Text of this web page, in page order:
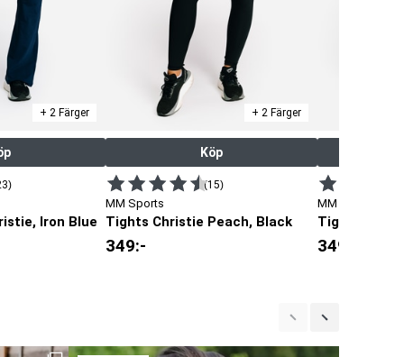
+ 2 Färger
Iron Blue
+ 2 Färger
Köp
(15)
MM Sports
Tights Christie Peach, Black
349:-
MM Sports
Tights
349